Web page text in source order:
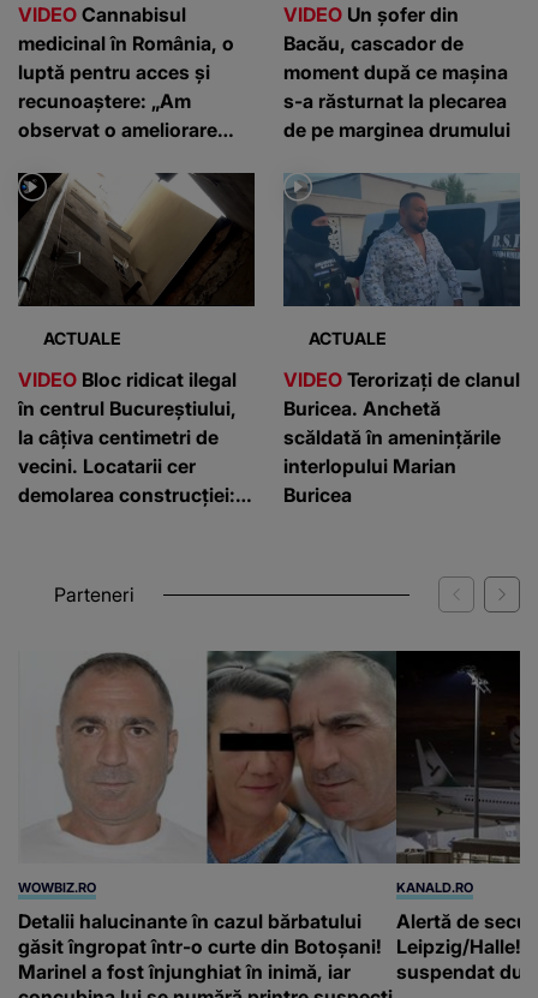
VIDEO Cannabisul
medicinal în România, o
luptă pentru acces și
recunoaștere: „Am
observat o ameliorare
VIDEO Un șofer din
Bacău, cascador de
moment după ce mașina
s-a răsturnat la plecarea
de pe marginea drumului
ACTUALE
VIDEO Bloc ridicat ilegal
în centrul Bucureștiului,
la câțiva centimetri de
vecini. Locatarii cer
demolarea construcției:
ACTUALE
VIDEO Terorizați de clanul
Buricea. Anchetă
scăldată în amenințările
interlopului Marian
Buricea
Parteneri
WOWBIZ.RO
Detalii halucinante în cazul bărbatului
găsit îngropat într-o curte din Botoșani!
Marinel a fost înjunghiat în inimă, iar
KANALD.RO
Alertă de
Leipzig/Halle!
suspendat